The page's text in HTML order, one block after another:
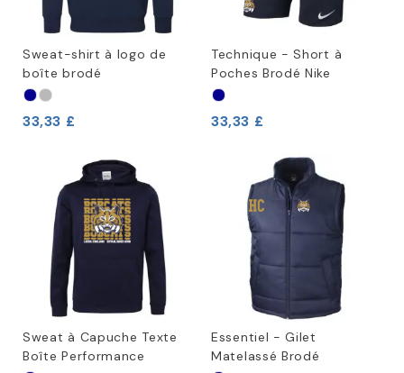
Sweat-shirt à logo de
boîte brodé
33,33 £
Technique - Short à
Poches Brodé Nike
33,33 £
Sweat à Capuche Texte
Boîte Performance
Essentiel - Gilet
Matelassé Brodé